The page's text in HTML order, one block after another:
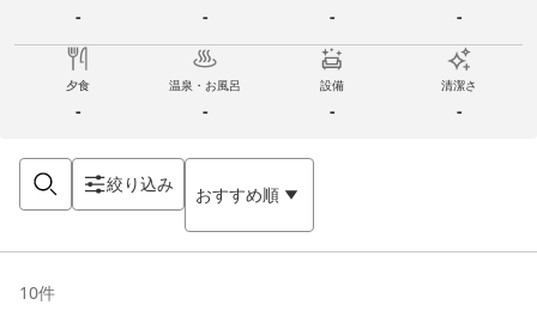
- - - -
夕食
-
温泉・お風呂
-
設備
-
清潔さ
-
絞り込み おすすめ順
10件